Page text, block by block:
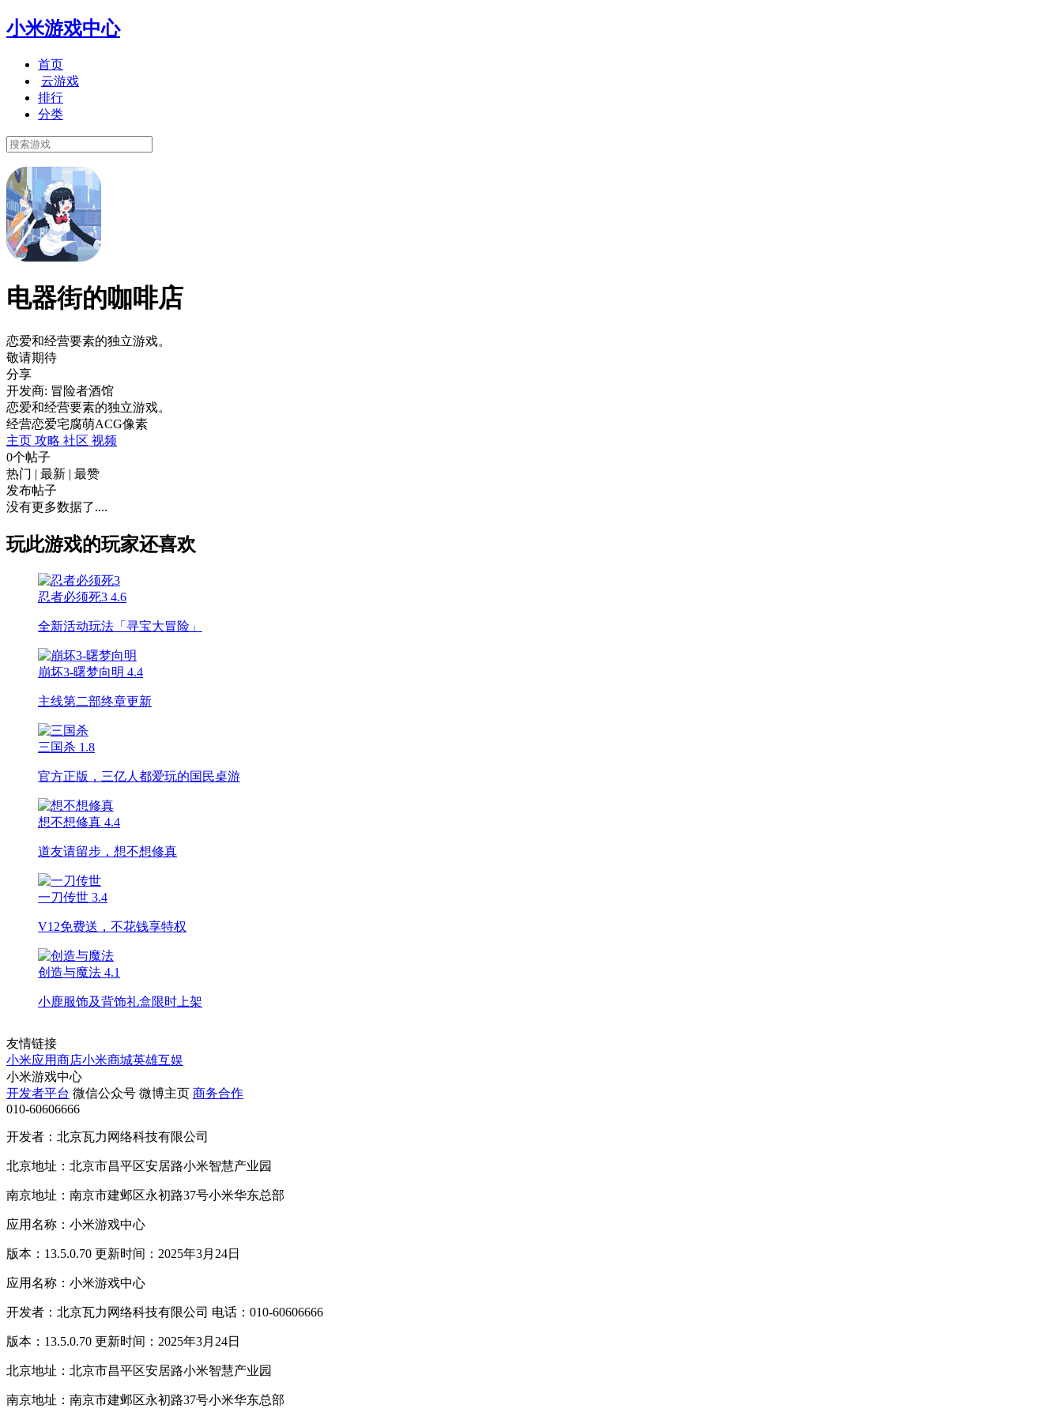
小米游戏中心
首页
云游戏
排行
分类
电器街的咖啡店
恋爱和经营要素的独立游戏。
敬请期待
分享
开发商: 冒险者酒馆
恋爱和经营要素的独立游戏。
经营恋爱宅腐萌ACG像素
主页 攻略 社区 视频
0个帖子
热门 | 最新 | 最赞
发布帖子
没有更多数据了....
玩此游戏的玩家还喜欢
忍者必须死3 4.6
全新活动玩法「寻宝大冒险」
崩坏3-曙梦向明 4.4
主线第二部终章更新
三国杀 1.8
官方正版，三亿人都爱玩的国民桌游
想不想修真 4.4
道友请留步，想不想修真
一刀传世 3.4
V12免费送，不花钱享特权
创造与魔法 4.1
小鹿服饰及背饰礼盒限时上架
友情链接
小米应用商店小米商城英雄互娱
小米游戏中心
开发者平台 微信公众号 微博主页 商务合作
010-60606666
开发者：北京瓦力网络科技有限公司
北京地址：北京市昌平区安居路小米智慧产业园
南京地址：南京市建邺区永初路37号小米华东总部
应用名称：小米游戏中心
版本：13.5.0.70 更新时间：2025年3月24日
应用名称：小米游戏中心
开发者：北京瓦力网络科技有限公司 电话：010-60606666
版本：13.5.0.70 更新时间：2025年3月24日
北京地址：北京市昌平区安居路小米智慧产业园
南京地址：南京市建邺区永初路37号小米华东总部